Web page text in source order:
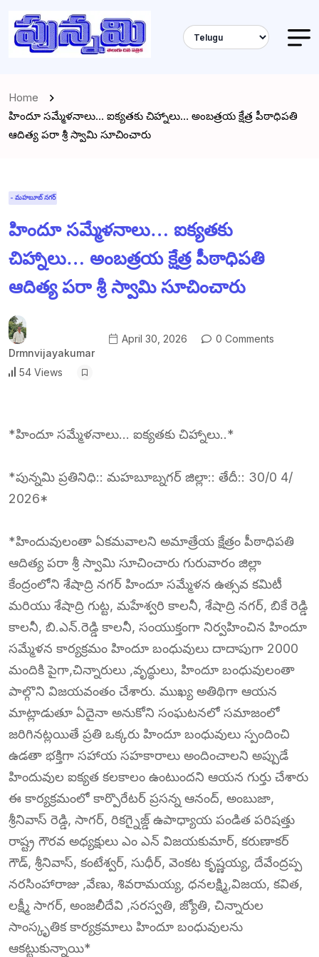
Home
హిందూ సమ్మేళనాలు… ఐక్యతకు చిహ్నాలు… అంబత్రయ క్షేత్ర పీఠాధిపతి
ఆదిత్య పరా శ్రీ స్వామి సూచించారు
- మహబూబ్ నగర్
హిందూ సమ్మేళనాలు… ఐక్యతకు
చిహ్నాలు… అంబత్రయ క్షేత్ర పీఠాధిపతి
ఆదిత్య పరా శ్రీ స్వామి సూచించారు
Drmnvijayakumar
April 30, 2026 0 Comments
54 Views
*హిందూ సమ్మేళనాలు… ఐక్యతకు చిహ్నాలు..*
*పున్నమి ప్రతినిధి:: మహబూబ్నగర్ జిల్లా:: తేదీ:: 30/0 4/
2026*
*హిందువులంతా ఏకమవాలని అమాత్రేయ క్షేత్రం పీఠాధిపతి
ఆదిత్య పరా శ్రీ స్వామి సూచించారు గురువారం జిల్లా
కేంద్రంలోని శేషాద్రి నగర్ హిందూ సమ్మేళన ఉత్సవ కమిటీ
మరియు శేషాద్రి గుట్ట, మహేశ్వరి కాలనీ, శేషాద్రి నగర్, బికే రెడ్డి
కాలనీ, బి.ఎన్.రెడ్డి కాలనీ, సంయుక్తంగా నిర్వహించిన హిందూ
సమ్మేళన కార్యక్రమం హిందూ బంధువులు దాదాపుగా 2000
మందికి పైగా,చిన్నారులు ,వృద్ధులు, హిందూ బంధువులంతా
పాల్గొని విజయవంతం చేశారు. ముఖ్య అతిథిగా ఆయన
మాట్లాడుతూ ఏదైనా అనుకోని సంఘటనలో సమాజంలో
జరిగినట్లయితే ప్రతి ఒక్కరు హిందూ బంధువులు స్పందించి
ఉడతా భక్తిగా సహాయ సహకారాలు అందించాలని అప్పుడే
హిందువుల ఐక్యత కలకాలం ఉంటుందని ఆయన గుర్తు చేశారు
ఈ కార్యక్రమంలో కార్పొరేటర్ ప్రసన్న ఆనంద్, అంబుజా,
శ్రీనివాస్ రెడ్డి, సాగర్, రికగ్నైజ్డ్ ఉపాధ్యాయ పండిత పరిషత్తు
రాష్ట్ర గౌరవ అధ్యక్షులు ఎం ఎన్ విజయకుమార్, కరుణాకర్
గౌడ్, శ్రీనివాస్, కంటేశ్వర్, సుధీర్, వెంకట కృష్ణయ్య, దేవేంద్రప్ప
నరసింహారాజు ,వేణు, శివరామయ్య, ధనలక్ష్మి,విజయ, కవిత,
లక్ష్మీ సాగర్, అంజలీదేవి ,సరస్వతి, జ్యోతి, చిన్నారుల
సాంస్కృతిక కార్యక్రమాలు హిందూ బంధువులను
ఆకట్టుకున్నాయి*